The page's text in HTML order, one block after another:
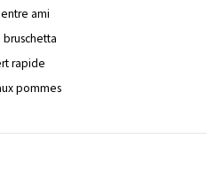
ami
rapide
pommes